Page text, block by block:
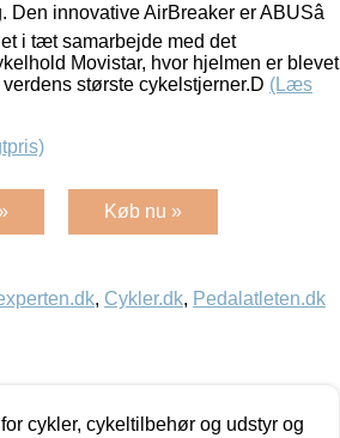
Den innovative AirBreaker er ABUSâ
i tæt samarbejde med det
Movistar, hvor hjelmen er blevet
største cykelstjerner.D (Læs
Køb nu »
, Cykler.dk, Pedalatleten.dk
cykler, cykeltilbehør og udstyr og